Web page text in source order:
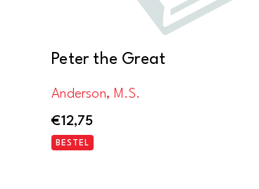
Peter the Great
Anderson, M.S.
€12,75
BESTEL